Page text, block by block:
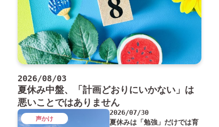
2026/08/03
夏休み中盤、「計画どおりにいかない」は
悪いことではありません
2026/07/30
夏休みは「勉強」だけでは育
声かけ